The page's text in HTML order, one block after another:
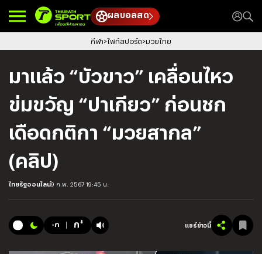
ผลบอลสด
กีฬา ไฟท์สปอร์ต มวยไทย
มาแล้ว “บัวขาว” เคลื่อนไหว
ข่มขวัญ “ปาเกียว” ก่อนชก
เดือดกติกา “มวยสากล”
(คลิป)
ไทยรัฐออนไลน์9 ก.พ. 2567 19:45 น.
-ก ก+ แชร์ข่าวนี้